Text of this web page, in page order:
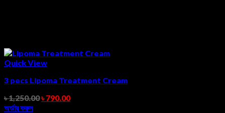
Quick View
3 pecs Lipoma Treatment Cream
৳1,250.00৳790.00
অর্ডার করুন